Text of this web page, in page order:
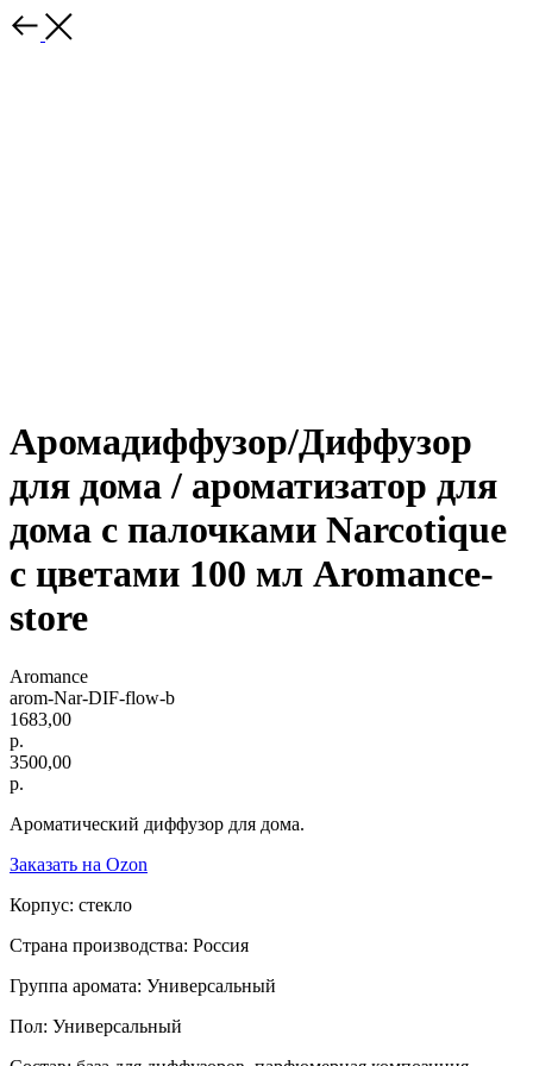
Аромадиффузор/Диффузор
для дома / ароматизатор для
дома с палочками Narcotique
с цветами 100 мл Aromance-
store
Aromance
arom-Nar-DIF-flow-b
1683,00
р.
3500,00
р.
Ароматический диффузор для дома.
Заказать на Ozon
Корпус: стекло
Страна производства: Россия
Группа аромата: Универсальный
Пол: Универсальный